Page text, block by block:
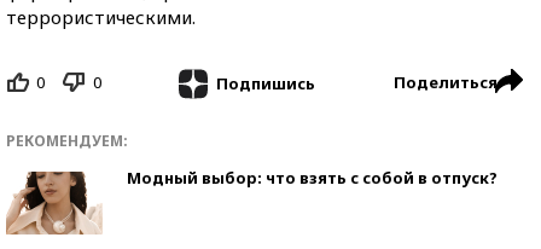
террористическими.
0 0 Подпишись Поделиться
РЕКОМЕНДУЕМ:
Модный выбор: что взять с собой в отпуск?